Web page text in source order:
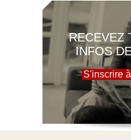
RECEVEZ
INFOS
S'inscrire